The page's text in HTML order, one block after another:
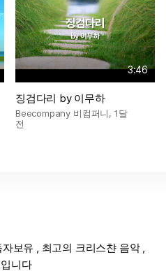
3:46
징검다리 by 이무하
Beecompany 비컴퍼니, 1달
전
보유 , 최고의 크리스챤 음악 ,
니다